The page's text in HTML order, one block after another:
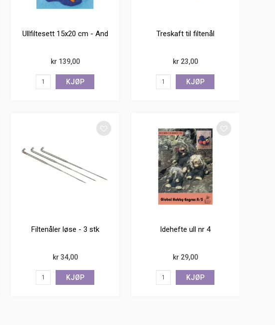
Ullfiltesett 15x20 cm - And
kr 139,00
KJØP
Treskaft til filtenål
kr 23,00
KJØP
Filtenåler løse - 3 stk
kr 34,00
KJØP
Idehefte ull nr 4
kr 29,00
KJØP